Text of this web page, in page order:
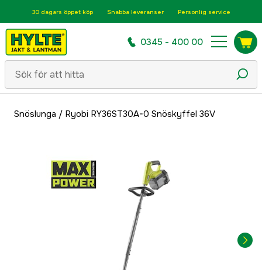
30 dagars öppet köp Snabba leveranser Personlig service
0345 - 400 00
Snöslunga / Ryobi RY36ST30A-0 Snöskyffel 36V